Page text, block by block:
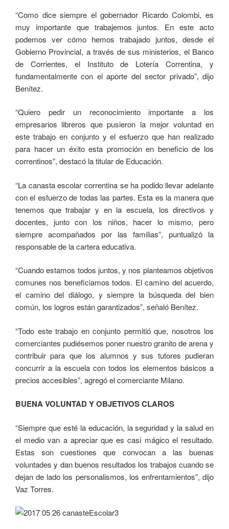
“Como dice siempre el gobernador Ricardo Colombi, es
muy importante que trabajemos juntos. En este acto
podemos ver cómo hemos trabajado juntos, desde el
Gobierno Provincial, a través de sus ministerios, el Banco
de Corrientes, el Instituto de Lotería Correntina, y
fundamentalmente con el aporte del sector privado”, dijo
Benítez.
“Quiero pedir un reconocimiento importante a los
empresarios libreros que pusieron la mejor voluntad en
este trabajo en conjunto y el esfuerzo que han realizado
para hacer un éxito esta promoción en beneficio de los
correntinos”, destacó la titular de Educación.
“La canasta escolar correntina se ha podido llevar adelante
con el esfuerzo de todas las partes. Esta es la manera que
tenemos que trabajar y en la escuela, los directivos y
docentes, junto con los niños, hacer lo mismo, pero
siempre acompañados por las familias”, puntualizó la
responsable de la cartera educativa.
“Cuando estamos todos juntos, y nos planteamos objetivos
comunes nos beneficiamos todos. El camino del acuerdo,
el camino del diálogo, y siempre la búsqueda del bien
común, los logros están garantizados”, señaló Benítez.
“Todo este trabajo en conjunto permitió que, nosotros los
comerciantes pudiésemos poner nuestro granito de arena y
contribuir para que los alumnos y sus tutores pudieran
concurrir a la escuela con todos los elementos básicos a
precios accesibles”, agregó el comerciante Milano.
BUENA VOLUNTAD Y OBJETIVOS CLAROS
“Siempre que esté la educación, la seguridad y la salud en
el medio van a apreciar que es casi mágico el resultado.
Estas son cuestiones que convocan a las buenas
voluntades y dan buenos resultados los trabajos cuando se
dejan de lado los personalismos, los enfrentamientos”, dijo
Vaz Torres.